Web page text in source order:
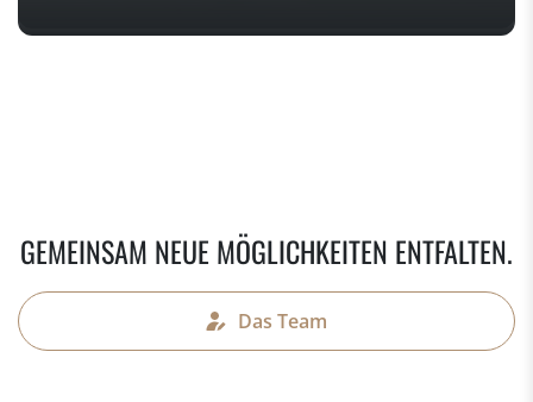
GEMEINSAM NEUE MÖGLICHKEITEN ENTFALTEN.
Das Team